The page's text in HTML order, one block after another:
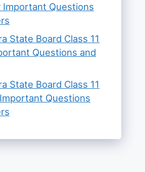
Important Questions
State Board Class 11
Questions and
State Board Class 11
Questions